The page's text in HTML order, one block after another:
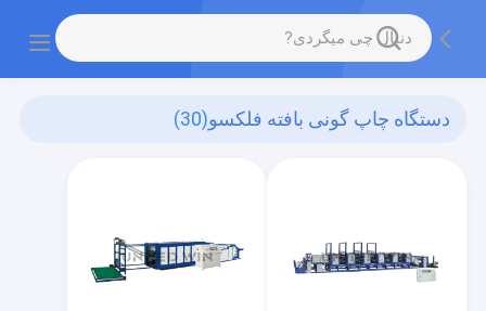
دستگاه چاپ گونی بافته فلکسو(30)